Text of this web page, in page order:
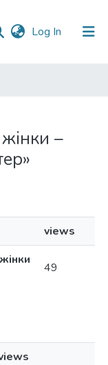
Log In (current)
–
views
49